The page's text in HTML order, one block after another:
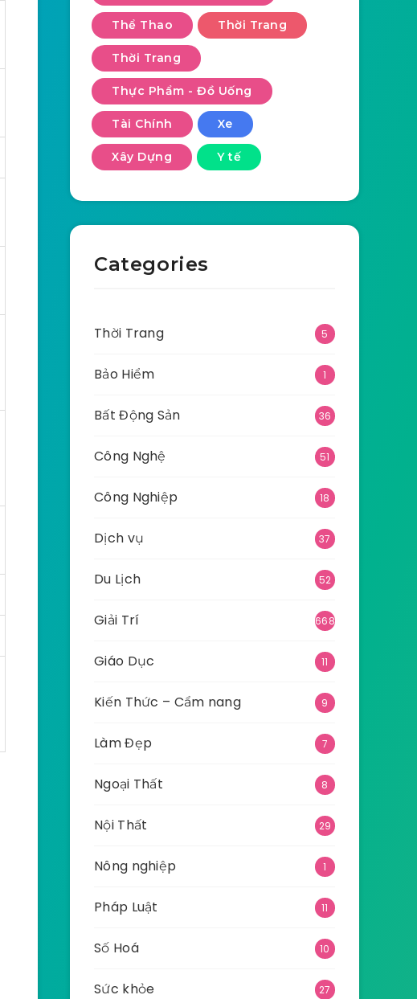
Thể Thao Thời Trang
Thời Trang
Thực Phẩm - Đồ Uống
Tài Chính Xe
Xây Dựng Y tế
Categories
Thời Trang 5
Bảo Hiểm 1
Bất Động Sản 36
Công Nghệ 51
Công Nghiệp 18
Dịch vụ 37
Du Lịch 52
Giải Trí 668
Giáo Dục 11
Kiến Thức – Cẩm nang 9
Làm Đẹp 7
Ngoại Thất 8
Nội Thất 29
Nông nghiệp 1
Pháp Luật 11
Số Hoá 10
Sức khỏe 27